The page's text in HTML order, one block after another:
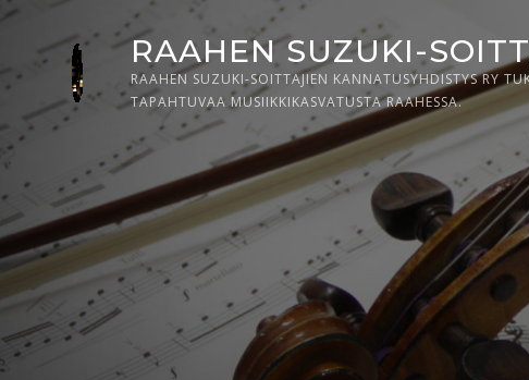
Skip
content
RAAHEN SUZUKI-
RAAHEN SUZUKI-SOITTAJIEN KANNATUSYHDISTYS RY
TAPAHTUVAA MUSIIKKIKASVATUSTA RAAHESSA.